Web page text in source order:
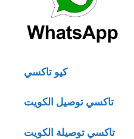
كيو تاكسي
تاكسي توصيل الكويت
تاكسي توصيلة الكويت